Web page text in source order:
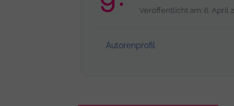
Veröffentlicht am: 6. April
Autorenprofil